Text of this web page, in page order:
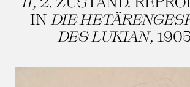
IN DIE
DES LUKIAN,